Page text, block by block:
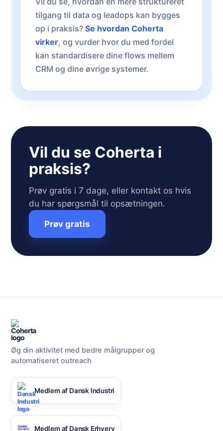
tilgang til data og leadops kan bygges
op i praksis? Se hvordan Coherta
virker, og vurder hvor du med fordel
kan standardisere dine flows mellem
CRM og dine øvrige systemer.
Vil du se Coherta i
praksis?
Prøv gratis i 7 dage, eller kontakt os hvis
du har spørgsmål til opsætningen.
Prøv gratis
Øg din aktivitet med bedre målgrupper og
automatiseret outreach
Medlem af Dansk Industri
Medlem af Dansk Erhverv